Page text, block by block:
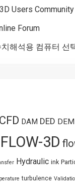
Users Community
Forum
치해석용 컴퓨터 선
CFD DAM DED DEM
FLOW-3D
Hydraulic ink
turbulence